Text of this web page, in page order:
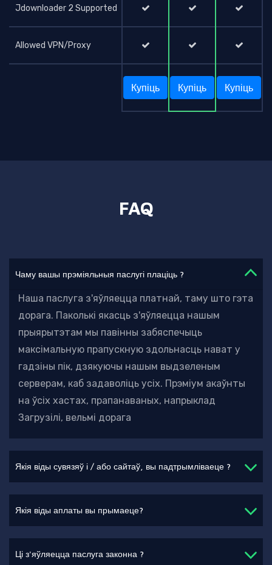
Jdownloader 2 Supported
Allowed VPN/Proxy
Купіць Купіць Купіць
FAQ
Чаму вашы прэміяльныя паслугі плаціць ?
Наша паслуга з'яўляецца платнай, таму што гэта
дорага. Паколькі якасць з'яўляецца нашым
прыярытэтам мы павінны забяспечыць
максімальную прапускную здольнасць нават у
гадзіны пік, дзякуючы нашым выдзеленым
серверам, каб задаволіць усіх. Прэміум акаўнты
на ўсіх хастах, прапанаваных, напрыклад
Загрузілі, вельмі дорага
Якія віды сувязяў і / або сайтаў, вы падтрымліваеце ?
Якія віды аплаты вы прымаеце?
Ці з'яўляецца паслуга законна ?